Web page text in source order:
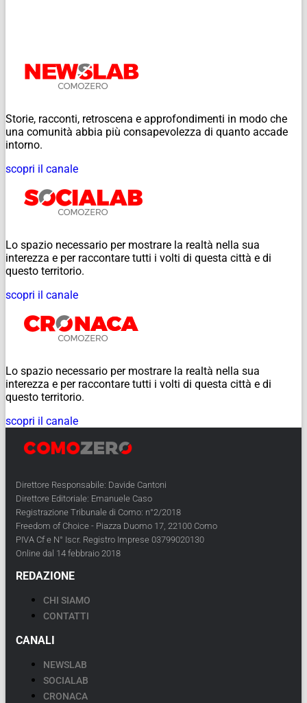
Storie, racconti, retroscena e approfondimenti in modo che
una comunità abbia più consapevolezza di quanto accade
intorno.
scopri il canale
Lo spazio necessario per mostrare la realtà nella sua
interezza e per raccontare tutti i volti di questa città e di
questo territorio.
scopri il canale
Lo spazio necessario per mostrare la realtà nella sua
interezza e per raccontare tutti i volti di questa città e di
questo territorio.
scopri il canale
Direttore Responsabile: Davide Cantoni
Direttore Editoriale: Emanuele Caso
Registrazione Tribunale di Como: n°2/2018
Freedom of Choice - Piazza Duomo 17, 22100 Como
PIVA Cf e N° Iscr. Registro Imprese 03799020130
Online dal 14 febbraio 2018
REDAZIONE
CHI SIAMO
CONTATTI
CANALI
NEWSLAB
SOCIALAB
CRONACA